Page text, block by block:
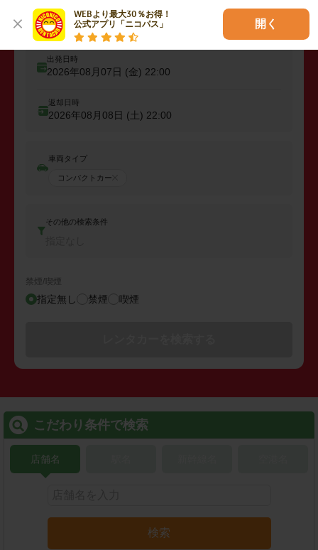
WEBより最大30％お得！
公式アプリ「ニコパス」
開く
出発店舗、エリアを入力
出発日時
2026年08月07日 (金) 22:00
返却日時
2026年08月08日 (土) 22:00
車両タイプ
コンパクトカー
その他の検索条件
禁煙/喫煙
指定無し 禁煙 喫煙
こだわり条件で検索
店舗名
検索